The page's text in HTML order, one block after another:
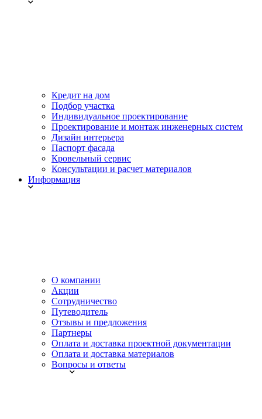
Кредит на дом
Подбор участка
Индивидуальное проектирование
Проектирование и монтаж инженерных систем
Дизайн интерьера
Паспорт фасада
Кровельный сервис
Консультации и расчет материалов
Информация
О компании
Акции
Сотрудничество
Путеводитель
Отзывы и предложения
Партнеры
Оплата и доставка проектной документации
Оплата и доставка материалов
Вопросы и ответы